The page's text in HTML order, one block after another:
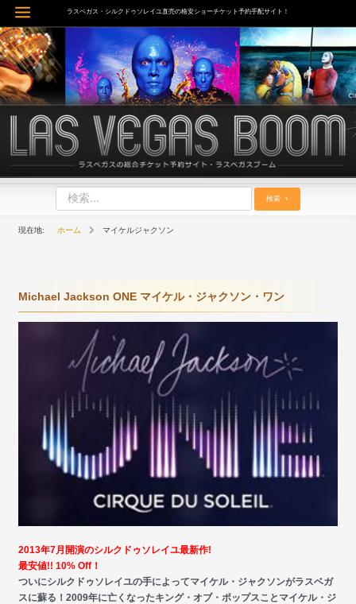
を
ス
キ
ッ
プ
Main
Menu
ラスベガス・シルクドゥソレイユ直売の格安ショーチケット予約手配サイト！
検索
ホーム マイケルジャクソン
Michael Jackson ONE マイケル・ジャクソン・ワン
2013年7月開演のシルクドゥソレイユ最新作!
最安値!! 10% Off！
ついにシルクドゥソレイユの手によってマイケル・ジャクソンがラスベガ
スに蘇る！2009年に亡くなったキング・オブ・ポップスことマイケル・ジ